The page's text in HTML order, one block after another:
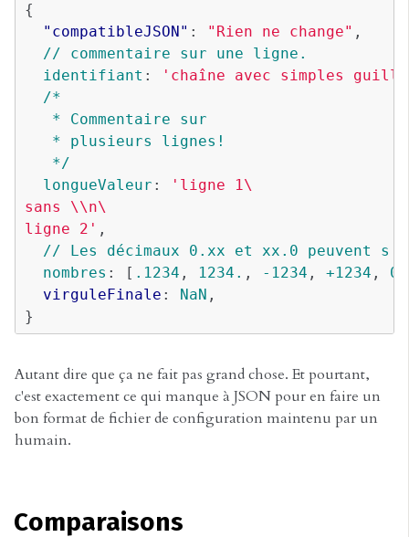
{
  "compatibleJSON"
: "Rien ne change" ,
// commentaire sur une ligne.
identifiant : 'chaîne avec simples
/*
* Commentaire sur
* plusieurs lignes!
*/
longueValeur : 'ligne
1\
sans
\\n\
ligne
2' ,
// Les décimaux 0.xx et xx.0 peuvent
nombres : [ .1234 , 1234. , -1234 , +1234 ,
  virguleFinale
: NaN ,
}
Autant dire que ça ne fait pas grand chose. Et pourtant,
c'est exactement ce qui manque à JSON pour en faire un
bon format de fichier de configuration maintenu par un
humain.
Comparaisons